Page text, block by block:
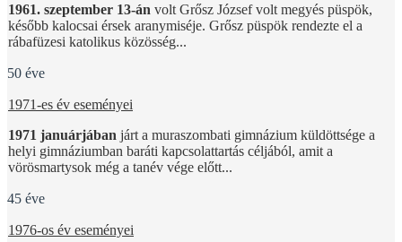
1961. szeptember 13-án volt Grősz József volt megyés püspök,
később kalocsai érsek aranymiséje. Grősz püspök rendezte el a
rábafüzesi katolikus közösség...
50 éve
1971-es év eseményei
1971 januárjában járt a muraszombati gimnázium küldöttsége a
helyi gimnáziumban baráti kapcsolattartás céljából, amit a
vörösmartysok még a tanév vége előtt...
45 éve
1976-os év eseményei